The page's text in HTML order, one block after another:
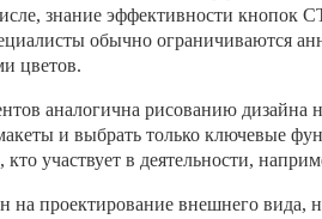
знание эффективности кнопок
обычно ограничиваются
цветов.
аналогична рисованию
и выбрать только ключевые
участвует в деятельности,
на проектирование внешнего вида,